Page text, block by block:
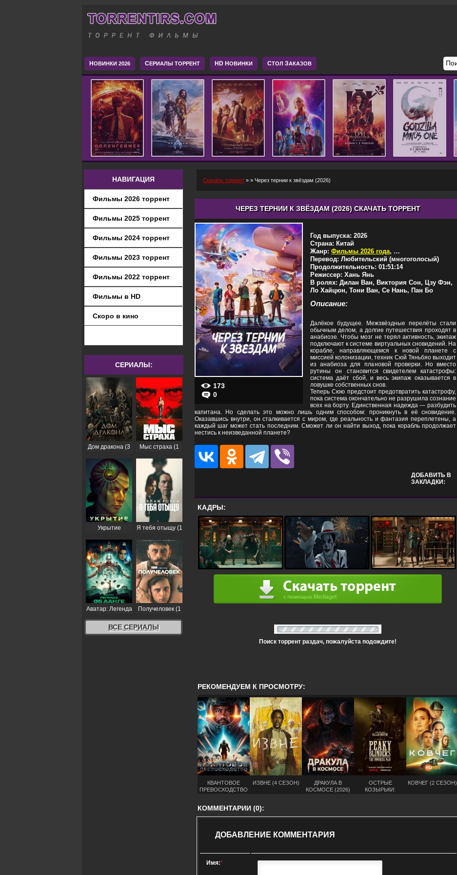
НОВИНКИ 2026 СЕРИАЛЫ ТОРРЕНТ HD НОВИНКИ СТОЛ ЗАКАЗОВ
НАВИГАЦИЯ
Фильмы 2026 торрент
Фильмы 2025 торрент
Фильмы 2024 торрент
Фильмы 2023 торрент
Фильмы 2022 торрент
Фильмы в HD
Скоро в кино
СЕРИАЛЫ:
Дом дракона (3
Мыс страха (1
Укрытие
сезон)
Я тебя отыщу (1
Аватар: Легенда
об Аанге (2
сезон)
Получеловек (1
сезон)
ВСЕ СЕРИАЛЫ
Скачать торрент » » Через тернии к звёздам (2026)
ЧЕРЕЗ ТЕРНИИ К ЗВЁЗДАМ (2026) СКАЧАТЬ ТОРРЕНТ
173
0
Год выпуска: 2026
Страна: Китай
Жанр: Фильмы 2026 года, Комедии
Перевод: Любительский (многоголосый)
Продолжительность: 01:51:14
Режиссер: Хань Янь
В ролях: Дилан Ван, Виктория Сон, Цзу Фэн,
Ло Хайцюн, Тони Ван, Се Нань, Пан Бо
Описание:
Далёкое будущее. Межзвёздные перелёты стали
обычным делом, а долгие путешествия проходят в
анабиозе. Чтобы мозг не терял активность, экипаж
подключают к системе виртуальных сновидений. На
корабле, направляющемся к новой планете с
миссией колонизации, техник Сюй Тяньбяо выходит
из анабиоза для плановой проверки. Но вместо
рутины он становится свидетелем катастрофы:
система даёт сбой, и весь экипаж оказывается в
ловушке собственных снов.
Теперь Сюю предстоит предотвратить катастрофу,
пока система окончательно не разрушила сознание
всех на борту. Единственная надежда — разбудить
капитана. Но сделать это можно лишь одним способом: проникнуть в её сновидение.
Оказавшись внутри, он сталкивается с миром, где реальность и фантазия переплетены, а
каждый шаг может стать последним. Сможет ли он найти выход, пока корабль продолжает
нестись к неизведанной планете?
ДОБАВИТЬ В
ЗАКЛАДКИ:
КАДРЫ:
Поиск торрент раздач, пожалуйста подождите!
РЕКОМЕНДУЕМ К ПРОСМОТРУ:
КВАНТОВОЕ
ПРЕВОСХОДСТВО
ИЗВНЕ (4 СЕЗОН)
ДРАКУЛА В
КОСМОСЕ (2026)
ОСТРЫЕ
КОЗЫРЬКИ:
КОВЧЕГ (2 СЕЗОН)
КОММЕНТАРИИ (0):
ДОБАВЛЕНИЕ КОММЕНТАРИЯ
Имя:*